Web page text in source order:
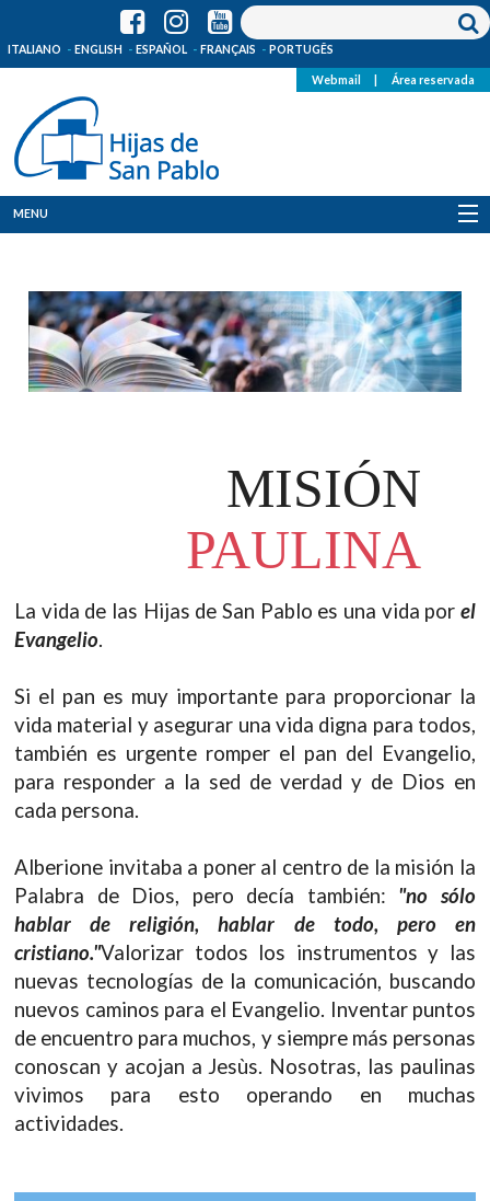
ITALIANO ENGLISH ESPAÑOL FRANÇAIS PORTUGÊS
Webmail Área reservada
MENU
Dónde estamos
Noticias
MISIÓN
PAULINA
La vida de las Hijas de San Pablo es una vida por el
Evangelio.
Si el pan es muy importante para proporcionar la
vida material y asegurar una vida digna para todos,
también es urgente romper el pan del Evangelio,
para responder a la sed de verdad y de Dios en
cada persona.
Alberione invitaba a poner al centro de la misión la
Palabra de Dios, pero decía también: "no sólo
hablar de religión, hablar de todo, pero en
cristiano."Valorizar todos los instrumentos y las
nuevas tecnologías de la comunicación, buscando
nuevos caminos para el Evangelio. Inventar puntos
de encuentro para muchos, y siempre más personas
conoscan y acojan a Jesùs. Nosotras, las paulinas
vivimos para esto operando en muchas
actividades.